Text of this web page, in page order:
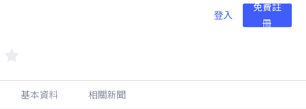
登入
免費註
冊
基本資料 相關新聞